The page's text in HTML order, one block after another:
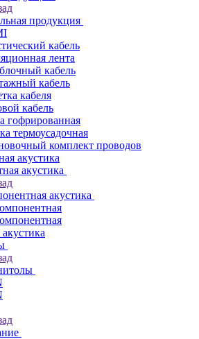
продукция
кабель
лента
кабель
кабель
кабеля
кабель
гофрированная
термоусадочная
комплект проводов
акустика
акустика
акустика